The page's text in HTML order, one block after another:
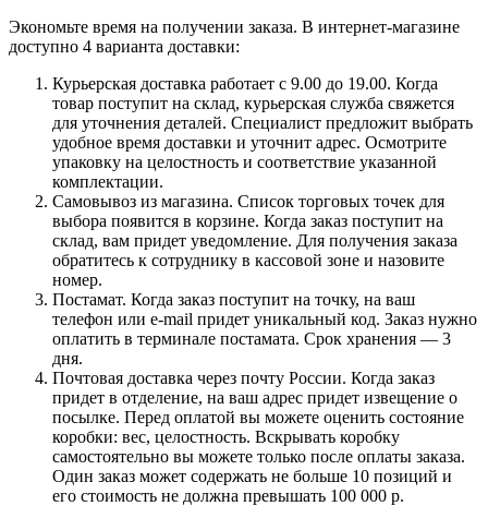
Экономьте время на получении заказа. В интернет-магазине
доступно 4 варианта доставки:
Курьерская доставка работает с 9.00 до 19.00. Когда
товар поступит на склад, курьерская служба свяжется
для уточнения деталей. Специалист предложит выбрать
удобное время доставки и уточнит адрес. Осмотрите
упаковку на целостность и соответствие указанной
комплектации.
Самовывоз из магазина. Список торговых точек для
выбора появится в корзине. Когда заказ поступит на
склад, вам придет уведомление. Для получения заказа
обратитесь к сотруднику в кассовой зоне и назовите
номер.
Постамат. Когда заказ поступит на точку, на ваш
телефон или e-mail придет уникальный код. Заказ нужно
оплатить в терминале постамата. Срок хранения — 3
дня.
Почтовая доставка через почту России. Когда заказ
придет в отделение, на ваш адрес придет извещение о
посылке. Перед оплатой вы можете оценить состояние
коробки: вес, целостность. Вскрывать коробку
самостоятельно вы можете только после оплаты заказа.
Один заказ может содержать не больше 10 позиций и
его стоимость не должна превышать 100 000 р.